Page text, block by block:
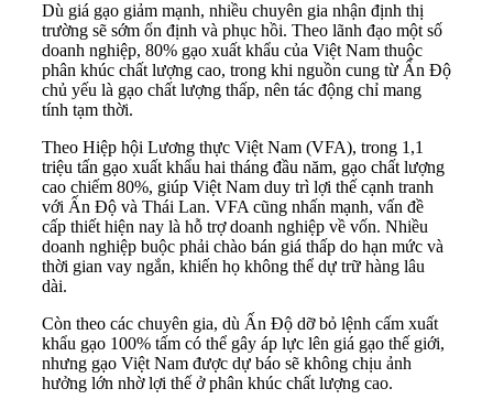
Dù giá gạo giảm mạnh, nhiều chuyên gia nhận định thị
trường sẽ sớm ổn định và phục hồi. Theo lãnh đạo một số
doanh nghiệp, 80% gạo xuất khẩu của Việt Nam thuộc
phân khúc chất lượng cao, trong khi nguồn cung từ Ấn Độ
chủ yếu là gạo chất lượng thấp, nên tác động chỉ mang
tính tạm thời.
Theo Hiệp hội Lương thực Việt Nam (VFA), trong 1,1
triệu tấn gạo xuất khẩu hai tháng đầu năm, gạo chất lượng
cao chiếm 80%, giúp Việt Nam duy trì lợi thế cạnh tranh
với Ấn Độ và Thái Lan. VFA cũng nhấn mạnh, vấn đề
cấp thiết hiện nay là hỗ trợ doanh nghiệp về vốn. Nhiều
doanh nghiệp buộc phải chào bán giá thấp do hạn mức và
thời gian vay ngắn, khiến họ không thể dự trữ hàng lâu
dài.
Còn theo các chuyên gia, dù Ấn Độ dỡ bỏ lệnh cấm xuất
khẩu gạo 100% tấm có thể gây áp lực lên giá gạo thế giới,
nhưng gạo Việt Nam được dự báo sẽ không chịu ảnh
hưởng lớn nhờ lợi thế ở phân khúc chất lượng cao.